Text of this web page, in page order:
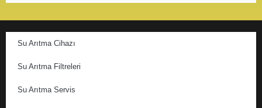
Su Arıtma Cihazı
Su Arıtma Filtreleri
Su Arıtma Servis